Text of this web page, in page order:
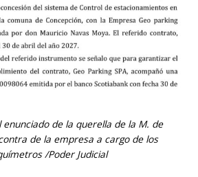
de la querella de la M. de
de la empresa a cargo de los
/Poder Judicial